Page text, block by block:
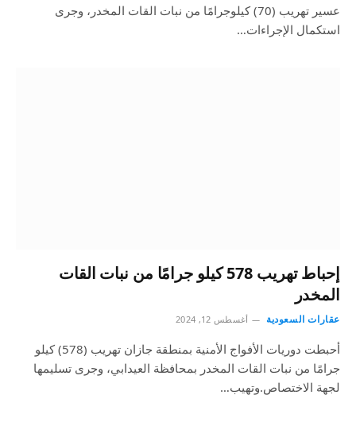
عسير تهريب (70) كيلوجرامًا من نبات القات المخدر، وجرى
استكمال الإجراءات…
إحباط تهريب 578 كيلو جرامًا من نبات القات
المخدر
عقارات السعودية أغسطس 12, 2024
أحبطت دوريات الأفواج الأمنية بمنطقة جازان تهريب (578) كيلو
جرامًا من نبات القات المخدر بمحافظة العيدابي، وجرى تسليمها
لجهة الاختصاص.وتهيب…